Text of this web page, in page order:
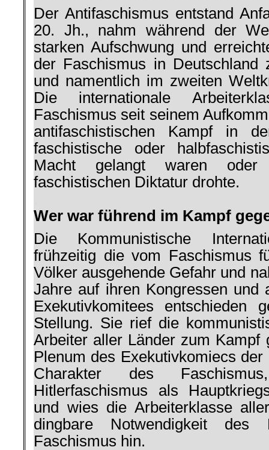
Der Antifaschismus entstand
20. Jh., nahm während der
starken Aufschwung und
der Faschismus in Deutschland
und nament­lich im zweiten
Die internatio­nale
Faschismus seit seinem
antifaschistischen Kampf in
faschistische oder
Macht gelangt waren
faschistischen Dik­tatur drohte.
Wer war führend im Kampf
Die Kommunistische
frühzeitig die vom Faschismus
Völker ausgehende Ge­fahr und
Jahre auf ihren Kongressen und
Exe­kutivkomitees entschieden
Stellung. Sie rief die
Arbeiter aller Länder zum Kampf
Plenum des Exekutivkomiecs
Charakter des
Hitlerfaschismus als
und wies die Arbeiter­klasse
dingbare Notwendigkeit des
Faschismus hin.